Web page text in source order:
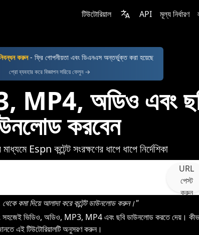
টিউটোরিয়াল API মূল্য নির্ধারণ
করুন- ফ্রি গোপনীয়তা এবং ডিএনএস অন্তর্ভুক্ত করা হয়েছে
প্রো ব্যবহার করে বিজ্ঞাপন সরিয়ে ফেলুন →
অডিও এবং
করবেন
Espn কন্টেন্ট সংরক্ষণের ধাপে ধাপে নির্দেশিকা
URL
পেস্ট
করুন
কমা দিয়ে আলাদা করে কন্টেন্ট ডাউনলোড করুন।"
ভিডিও, অডিও, MP3, MP4 এবং ছবি ডাউনলোড করতে দেয়।
এই টিউটোরিয়ালটি অনুসরণ করুন।